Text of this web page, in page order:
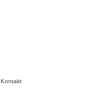
Kontakt